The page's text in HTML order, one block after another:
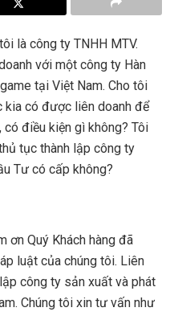
là công ty TNHH MTV.
với một công ty Hàn
tại Việt Nam. Cho tôi
kia có được liên doanh để
điều kiện gì không? Tôi
tục thành lập công ty
Tư có cấp không?
ơn Quý Khách hàng đã
luật của chúng tôi. Liên
công ty sản xuất và phát
Chúng tôi xin tư vấn như